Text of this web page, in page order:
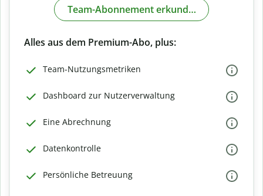
Team-Abonnement erkunden
Alles aus dem Premium-Abo, plus:
Team-Nutzungsmetriken
Dashboard zur Nutzerverwaltung
Eine Abrechnung
Datenkontrolle
Persönliche Betreuung